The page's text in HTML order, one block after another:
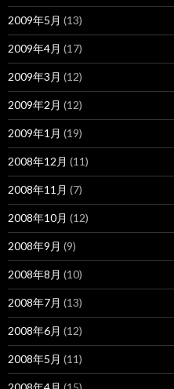
2009年5月 (13)
2009年4月 (17)
2009年3月 (12)
2009年2月 (12)
2009年1月 (19)
2008年12月 (11)
2008年11月 (7)
2008年10月 (12)
2008年9月 (9)
2008年8月 (10)
2008年7月 (13)
2008年6月 (12)
2008年5月 (11)